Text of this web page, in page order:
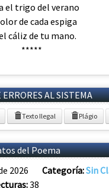
el trigo del verano
de cada espiga
cáliz de tu mano.
*****
ERRORES AL SISTEMA
Texto Ilegal Plágio
del Poema
2026 Categoría:Sin
38